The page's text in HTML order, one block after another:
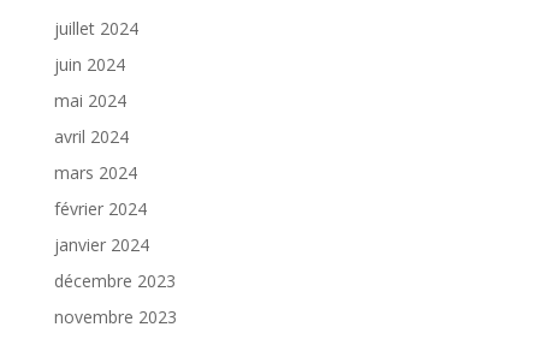
juillet 2024
juin 2024
mai 2024
avril 2024
mars 2024
février 2024
janvier 2024
décembre 2023
novembre 2023